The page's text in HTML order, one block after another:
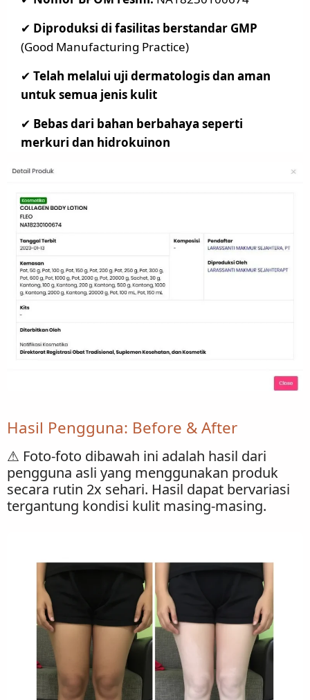
✔ Diproduksi di fasilitas berstandar GMP
(Good Manufacturing Practice)
✔ Telah melalui uji dermatologis dan aman
untuk semua jenis kulit
✔ Bebas dari bahan berbahaya seperti
merkuri dan hidrokuinon
Hasil Pengguna: Before & After
⚠ Foto-foto dibawah ini adalah hasil dari
pengguna asli yang menggunakan produk
secara rutin 2x sehari. Hasil dapat bervariasi
tergantung kondisi kulit masing-masing.